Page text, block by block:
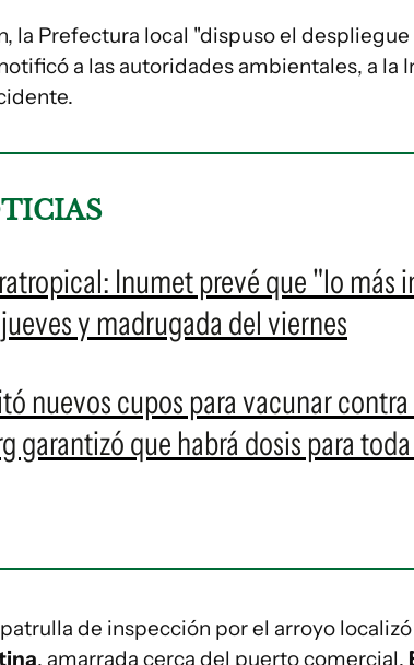
la Prefectura local "dispuso el
a las autoridades ambientales, a la
Inumet prevé que "lo más
y madrugada del viernes
nuevos cupos para vacunar
garantizó que habrá dosis para
de inspección por el arroyo
, amarrada cerca del puerto comercial.